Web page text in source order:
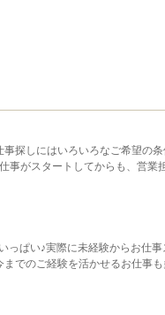
探しにはいろいろなご希望の
事がスタートしてからも、営業
っぱい♪実際に未経験からお仕事
でのご経験を活かせるお仕事も